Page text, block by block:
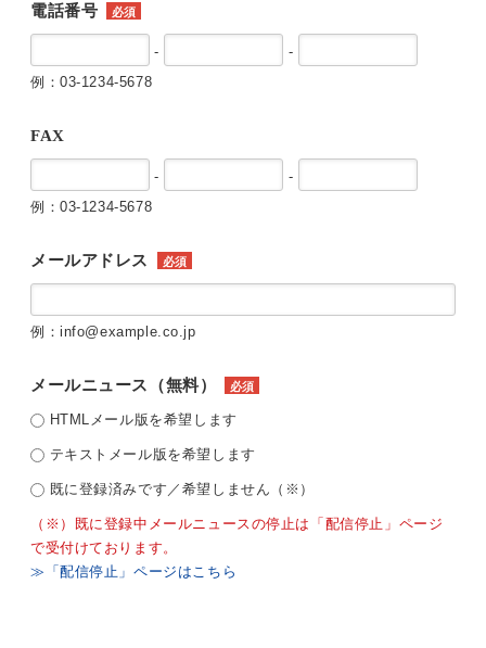
電話番号 必須
-
-
例：03-1234-5678
FAX
-
-
例：03-1234-5678
メールアドレス 必須
例：info@example.co.jp
メールニュース（無料） 必須
HTMLメール版を希望します
テキストメール版を希望します
既に登録済みです／希望しません（※）
（※）既に登録中メールニュースの停止は「配信停止」ページ
で受付けております。
≫「配信停止」ページはこちら